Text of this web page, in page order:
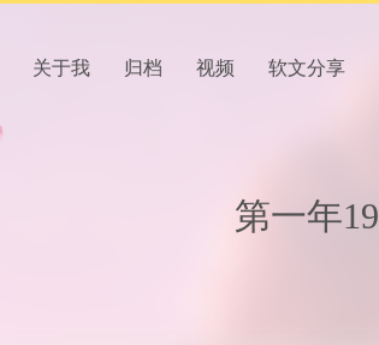
关于我 归档 视频 软文分享
第一年19